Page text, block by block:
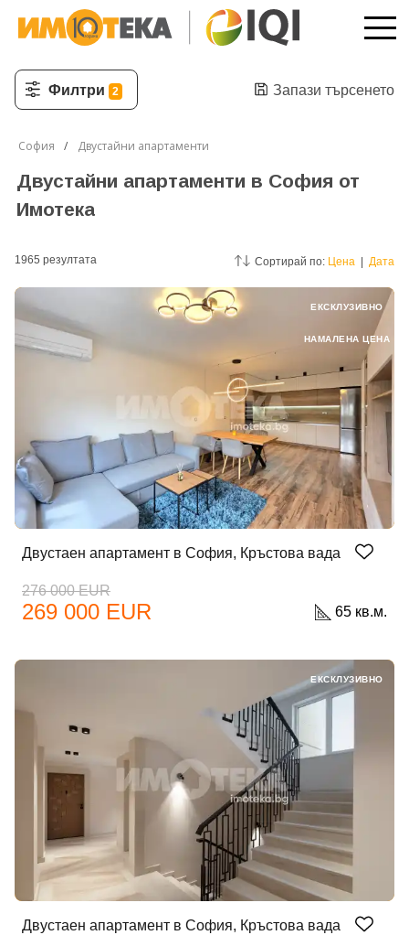
Филтри 2 Запази търсенето
София Двустайни апартаменти
Двустайни апартаменти в София от
Имотека
1965 резултатa Сортирай по: Цена Дата
Двустаен апартамент в София, Кръстова вада
276 000 EUR
269 000 EUR 65 кв.м.
ЕКСКЛУЗИВНО
НАМАЛЕНА ЦЕНА
Двустаен апартамент в София, Кръстова вада
ЕКСКЛУЗИВНО